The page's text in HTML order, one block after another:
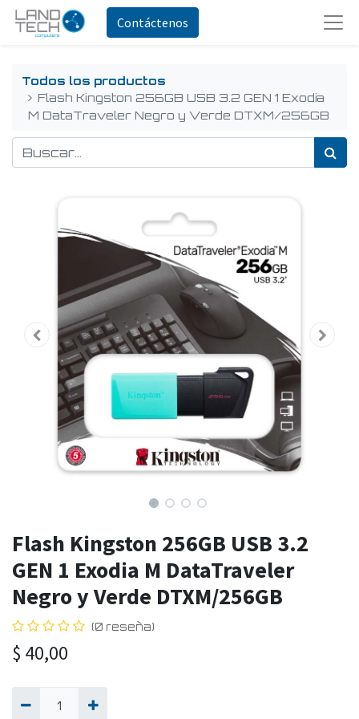
Contáctenos
Todos los productos
Flash Kingston 256GB USB 3.2 GEN 1 Exodia
M DataTraveler Negro y Verde DTXM/256GB
Flash Kingston 256GB USB 3.2
GEN 1 Exodia M DataTraveler
Negro y Verde DTXM/256GB
(0 reseña)
$ 40,00